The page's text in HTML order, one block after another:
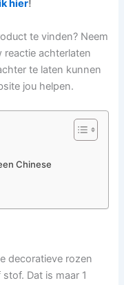
hier!
te vinden? Neem
achterlaten
te laten kunnen
jou helpen.
Chinese
decoratieve rozen
Dat is maar 1